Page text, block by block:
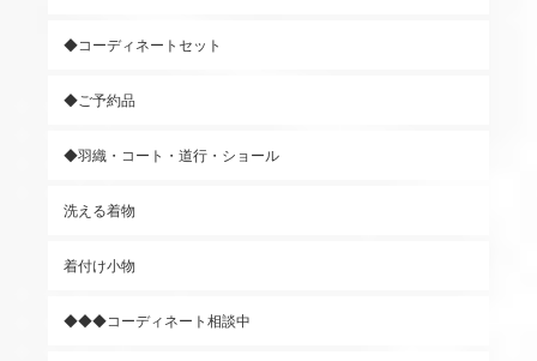
◆コーディネートセット
◆ご予約品
◆羽織・コート・道行・ショール
洗える着物
着付け小物
◆◆◆コーディネート相談中